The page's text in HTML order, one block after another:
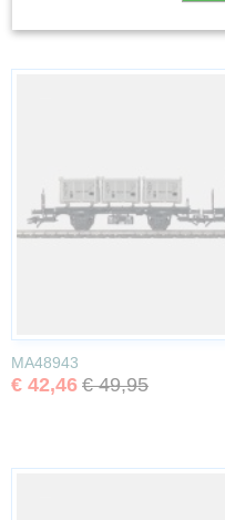
MA48943
€ 42,46 € 49,95